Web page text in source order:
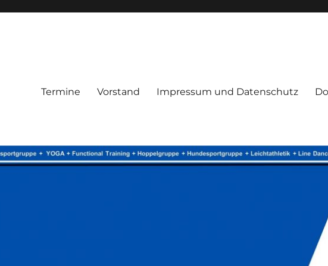
Termine Vorstand Impressum und Datenschutz